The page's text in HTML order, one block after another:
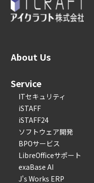
About Us
Service
ITセキュリティ
iSTAFF
iSTAFF24
ソフトウェア開発
BPOサービス
LibreOfficeサポート
exaBase AI
J's Works ERP